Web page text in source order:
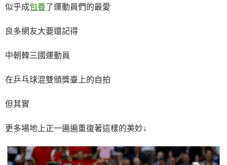
似乎成包養了運動員們的最愛
良多網友大要還記得
中朝韓三國運動員
在乒乓球混雙頒獎臺上的自拍
但其實
更多場地上正一遍遍重復著這樣的美妙↓